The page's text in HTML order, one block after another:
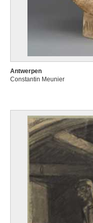
Antwerpen
Constantin Meunier